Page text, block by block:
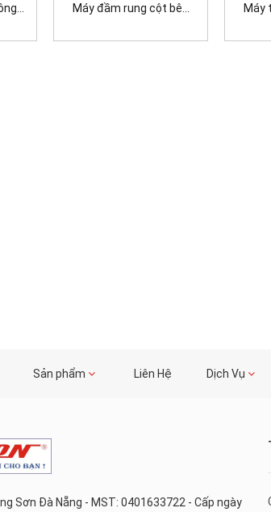
Máy đầm rung cột bê...
Máy
Sản phẩm Liên Hệ Dịch Vụ
Sơn Đà Nẵng - MST: 0401633722 - Cấp ngày